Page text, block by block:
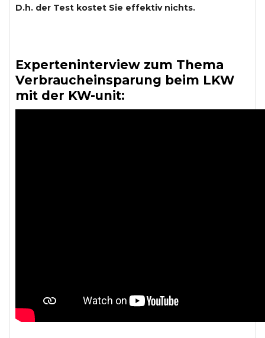
D.h. der Test kostet Sie effektiv nichts.
Experteninterview zum Thema
Verbraucheinsparung beim LKW
mit der KW-unit: